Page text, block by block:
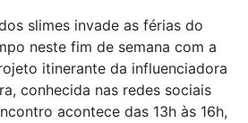
slimes invade as férias do
neste fim de semana com a
itinerante da influenciadora
conhecida nas redes sociais
acontece das 13h às 16h,